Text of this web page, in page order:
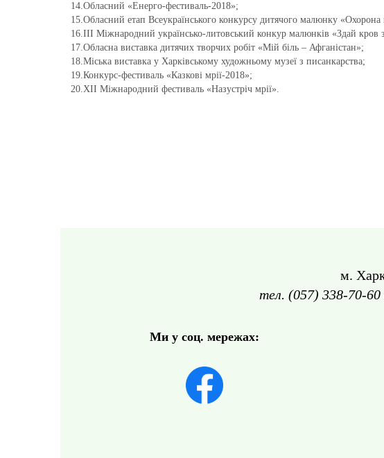
14.Обласний «Енерго-фестиваль-2018»;
15.Обласний етап Всеукраїнського конкурсу дитячого малюнку «Охорона
16.ІІІ Міжнародний українсько-литовський конкур малюнків «Здай кров
17.Обласна виставка дитячих творчих робіт «Мій біль – Афганістан»;
18.Міська виставка у Харківському художньому музеї з писанкарства;
19.Конкурс-фестиваль «Казкові мрії-2018»;
20.ХІІ Міжнародний фестиваль «Назустріч мрії».
м.
тел. (057) 338-70-
Ми у соц. мережах: